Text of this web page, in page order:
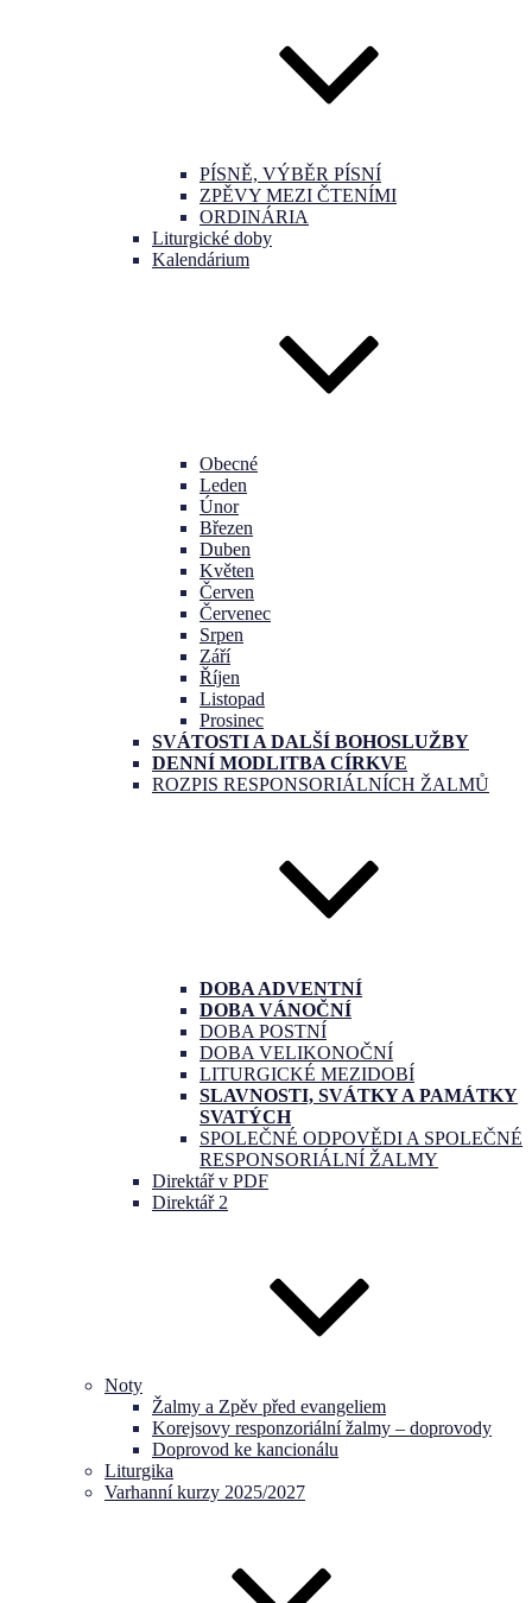
PÍSNĚ, VÝBĚR PÍSNÍ
ZPĚVY MEZI ČTENÍMI
ORDINÁRIA
Liturgické doby
Kalendárium
Obecné
Leden
Únor
Březen
Duben
Květen
Červen
Červenec
Srpen
Září
Říjen
Listopad
Prosinec
SVÁTOSTI A DALŠÍ BOHOSLUŽBY
DENNÍ MODLITBA CÍRKVE
ROZPIS RESPONSORIÁLNÍCH ŽALMŮ
DOBA ADVENTNÍ
DOBA VÁNOČNÍ
DOBA POSTNÍ
DOBA VELIKONOČNÍ
LITURGICKÉ MEZIDOBÍ
SLAVNOSTI, SVÁTKY A PAMÁTKY
SVATÝCH
SPOLEČNÉ ODPOVĚDI A SPOLEČNÉ
RESPONSORIÁLNÍ ŽALMY
Direktář v PDF
Direktář 2
Noty
Žalmy a Zpěv před evangeliem
Korejsovy responzoriální žalmy – doprovody
Doprovod ke kancionálu
Liturgika
Varhanní kurzy 2025/2027